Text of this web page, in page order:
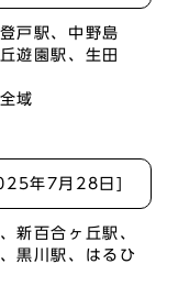
戸駅、中野島
遊園駅、生田
域
年7月28日]
新百合ヶ丘駅、
黒川駅、はるひ